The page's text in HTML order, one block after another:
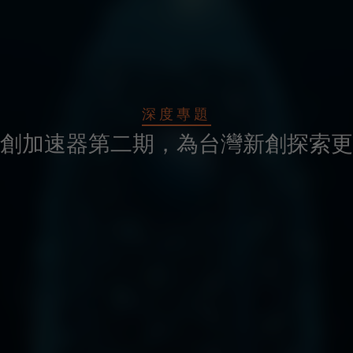
深度專題
加速器第二期，為台灣新創探索